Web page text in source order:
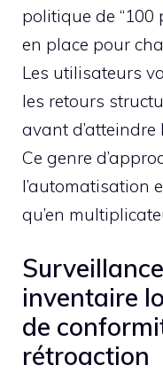
politique de “100
en place pour
Les utilisateurs
les retours
avant d’atteindre
Ce genre
l’automatisation
qu’en
inventaire
de
rétroaction